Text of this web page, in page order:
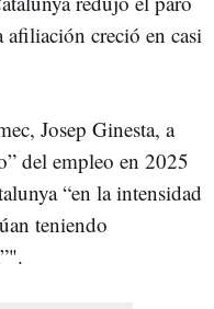
creció en casi
Josep Ginesta, a
del empleo en 2025
“en la intensidad
teniendo